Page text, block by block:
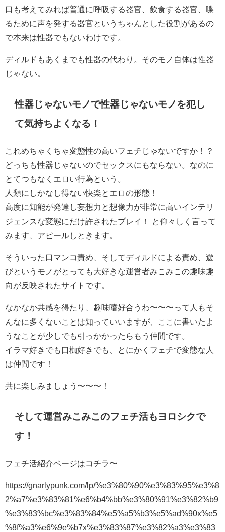
口も考えてみれば普通に呼吸する器官、飲食する器官、喋
るために声を発する器官というちゃんとした役割があるの
で本来は性器でもないわけです。
ディルドもあくまでも性器の代わり。そのモノ自体は性器
じゃない。
性器じゃないモノで性器じゃないモノを犯し
て気持ちよくなる！
これめちゃくちゃ変態性の高いフェチじゃないですか！？
どっちも性器じゃないのでセックスにもならない。なのに
とてつもなくエロい行為という。
人類にしかなし得ない快楽とエロの形態！
高度に知能が発達し妄想力と想像力が非常に高いインテリ
ジェンスな変態にだけ許されたプレイ！ と仰々しく言って
みます、アピールしときます。
そういった口マンコ責め、そしてディルドによる責め、遊
びというモノがとっても大好きな運営者みこみこの趣味趣
向が反映されたサイトです。
なかなか共感を得たり、趣味嗜好合うわ〜〜〜って人もそ
んなに多くないことは知っていいますが、ここに書いたよ
うなことが少しでも引っかかったらもう仲間です。
イラマ好きでも口枷好きでも、とにかくフェチで変態な人
は仲間です！
共に楽しみましょう〜〜〜！
そして運営みこみこのフェチ活もヨロシクで
す！
フェチ活紹介ページはコチラ〜
https://gnarlypunk.com/lp/%e3%80%90%e3%83%95%e3%8
2%a7%e3%83%81%e6%b4%bb%e3%80%91%e3%82%b9
%e3%83%bc%e3%83%84%e5%a5%b3%e5%ad%90x%e5
%8f%a3%e6%9e%b7x%e3%83%87%e3%82%a3%e3%83